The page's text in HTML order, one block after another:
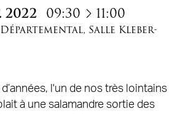
2022 09:30 à11:00
, Salle Kleber-
d’années, l'un de nos très lointains
à une salamandre sortie des